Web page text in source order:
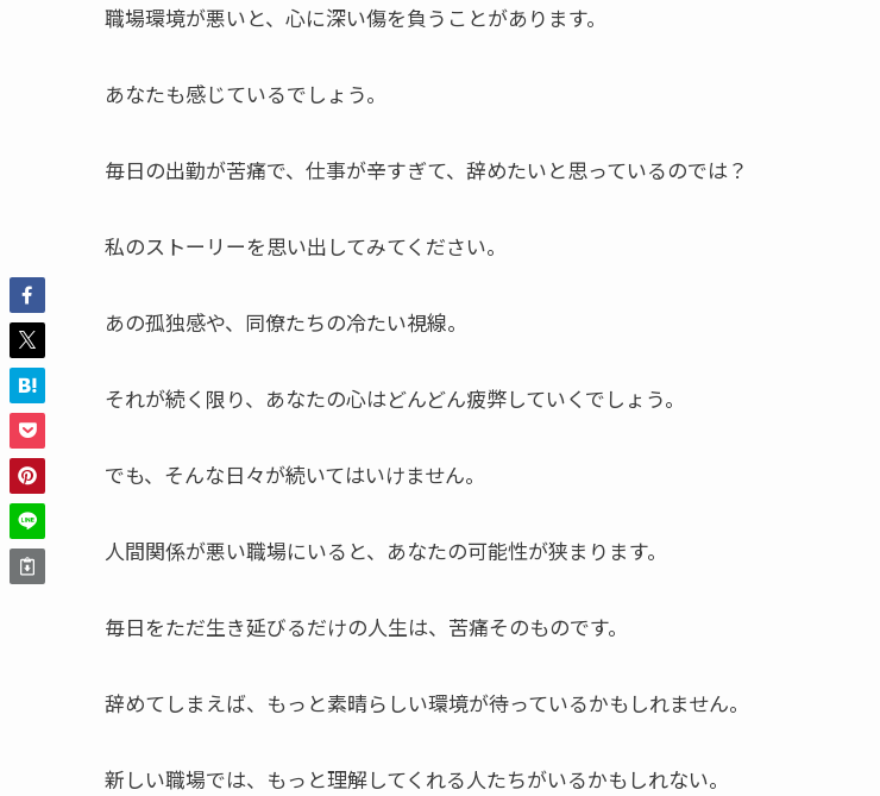
職場環境が悪いと、心に深い傷を負うことがあります。
あなたも感じているでしょう。
毎日の出勤が苦痛で、仕事が辛すぎて、辞めたいと思っているのでは？
私のストーリーを思い出してみてください。
あの孤独感や、同僚たちの冷たい視線。
それが続く限り、あなたの心はどんどん疲弊していくでしょう。
でも、そんな日々が続いてはいけません。
人間関係が悪い職場にいると、あなたの可能性が狭まります。
毎日をただ生き延びるだけの人生は、苦痛そのものです。
辞めてしまえば、もっと素晴らしい環境が待っているかもしれません。
新しい職場では、もっと理解してくれる人たちがいるかもしれない。